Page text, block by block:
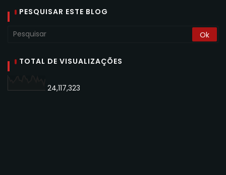
PESQUISAR ESTE BLOG
TOTAL DE VISUALIZAÇÕES
24,117,323